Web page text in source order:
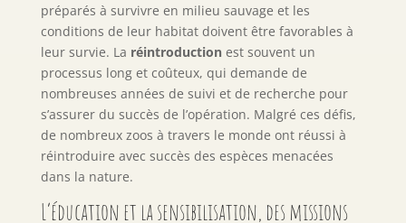
préparés à survivre en milieu sauvage et les
conditions de leur habitat doivent être favorables à
leur survie. La réintroduction est souvent un
processus long et coûteux, qui demande de
nombreuses années de suivi et de recherche pour
s’assurer du succès de l’opération. Malgré ces défis,
de nombreux zoos à travers le monde ont réussi à
réintroduire avec succès des espèces menacées
dans la nature.
L’éducation et la sensibilisation, des missions